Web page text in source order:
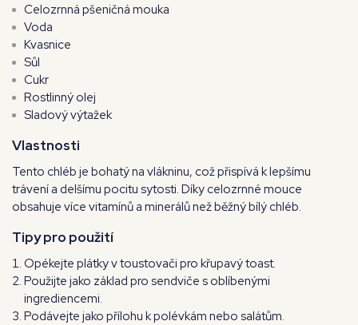
Celozrnná pšeničná mouka
Voda
Kvasnice
Sůl
Cukr
Rostlinný olej
Sladový výtažek
Vlastnosti
Tento chléb je bohatý na vlákninu, což přispívá k lepšímu
trávení a delšímu pocitu sytosti. Díky celozrnné mouce
obsahuje více vitamínů a minerálů než běžný bílý chléb.
Tipy pro použití
Opékejte plátky v toustovači pro křupavý toast.
Použijte jako základ pro sendviče s oblíbenými
ingrediencemi.
Podávejte jako přílohu k polévkám nebo salátům.